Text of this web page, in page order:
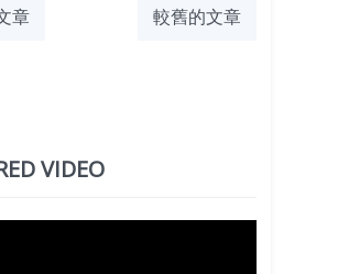
章 較舊的文章
VIDEO